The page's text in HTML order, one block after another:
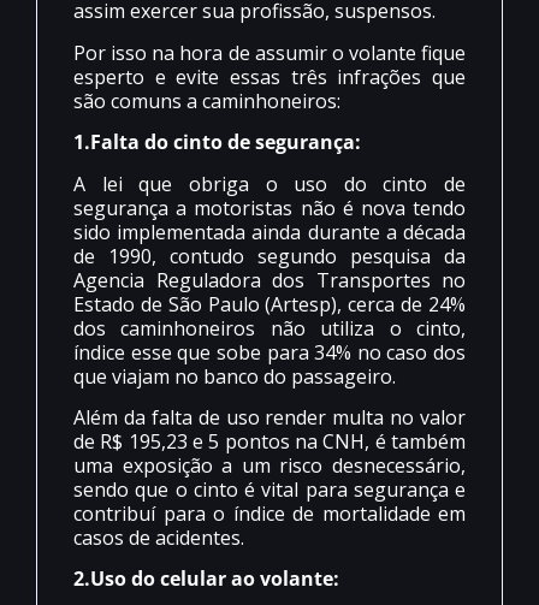
assim exercer sua profissão, suspensos.
Por isso na hora de assumir o volante fique
esperto e evite essas três infrações que
são comuns a caminhoneiros:
1.Falta do cinto de segurança:
A lei que obriga o uso do cinto de
segurança a motoristas não é nova tendo
sido implementada ainda durante a década
de 1990, contudo segundo pesquisa da
Agencia Reguladora dos Transportes no
Estado de São Paulo (Artesp), cerca de 24%
dos caminhoneiros não utiliza o cinto,
índice esse que sobe para 34% no caso dos
que viajam no banco do passageiro.
Além da falta de uso render multa no valor
de R$ 195,23 e 5 pontos na CNH, é também
uma exposição a um risco desnecessário,
sendo que o cinto é vital para segurança e
contribuí para o índice de mortalidade em
casos de acidentes.
2.Uso do celular ao volante: